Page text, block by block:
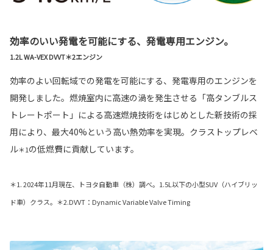
効率のいい発電を可能にする、発電専用エンジン。
1.2L WA-VEX DVVT＊2エンジン
効率のよい回転域での発電を可能にする、発電専用のエンジンを
開発しました。燃焼室内に高速の渦を発生させる「高タンブルス
トレートポート」による高速燃焼技術をはじめとした新技術の採
用により、最大40%という高い熱効率を実現。クラストップレベ
ル＊1の低燃費に貢献しています。
＊1. 2024年11月現在、トヨタ自動車（株）調べ。1.5L以下の小型SUV（ハイブリッ
ド車）クラス。＊2.DVVT：Dynamic Variable Valve Timing